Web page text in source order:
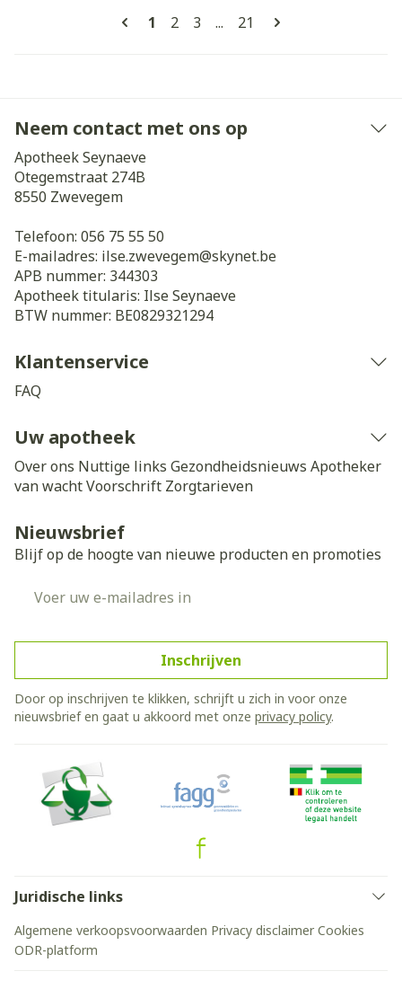
Pagina's
U lees momenteel pagina
1 Pagina
2 Pagina
3 ... Pagina
21
Neem contact met ons op
Apotheek Seynaeve
Otegemstraat 274B
8550 Zwevegem
Telefoon: 056 75 55 50
E-mailadres: ilse.zwevegem@skynet.be
APB nummer: 344303
Apotheek titularis: Ilse Seynaeve
BTW nummer: BE0829321294
Klantenservice
FAQ
Uw apotheek
Over ons Nuttige links Gezondheidsnieuws Apotheker
van wachtVoorschrift Zorgtarieven
Nieuwsbrief
Blijf op de hoogte van nieuwe producten en promoties
Inschrijven
Door op inschrijven te klikken, schrijft u zich in voor onze
nieuwsbrief en gaat u akkoord met onze privacy policy.
Juridische links
Algemene verkoopsvoorwaarden Privacy disclaimer Cookies
ODR-platform